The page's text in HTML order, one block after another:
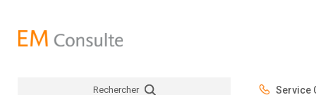
Rechercher Service